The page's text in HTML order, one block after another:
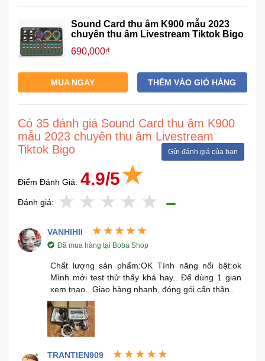
Sound Card thu âm K900 mẫu 2023
chuyên thu âm Livestream Tiktok Bigo
690,000₫
MUA NGAY THÊM VÀO GIỎ HÀNG
Có 35 đánh giá Sound Card thu âm K900
mẫu 2023 chuyên thu âm Livestream
Tiktok Bigo
Gửi đánh giá của bạn
Điểm Đánh Giá: 4.9/5
Đánh giá:
VANHIHII
Đã mua hàng tại Boba Shop
Chất lượng sản phẩm:OK Tính năng nổi bật:ok
Mình mới test thử thấy khá hay.. Để dùng 1 gian
xem tnao.. Giao hàng nhanh, đóng gói cẩn thận..
TRANTIEN909